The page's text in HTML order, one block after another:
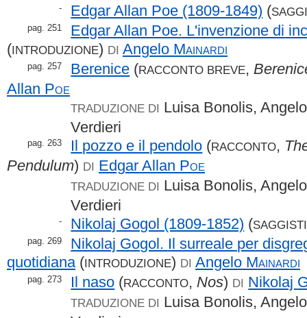
- Edgar Allan Poe (1809-1849) (
pag. 251
Edgar Allan Poe. L'invenzione di
(INTRODUZIONE) DI Angelo Mainardi
pag. 257 Berenice (RACCONTO BREVE,
Allan Poe
TRADUZIONE DI Luisa Bonolis,
Verdieri
pag. 263 Il pozzo e il pendolo (RACCONTO,
Pendulum) DI Edgar Allan Poe
TRADUZIONE DI Luisa Bonolis,
Verdieri
- Nikolaj Gogol (1809-1852) (
pag. 269
Nikolaj Gogol. Il surreale per
quotidiana (INTRODUZIONE) DI Angelo Mainardi
pag. 273 Il naso (RACCONTO, Nos) DI Nikolaj
TRADUZIONE DI Luisa Bonolis,